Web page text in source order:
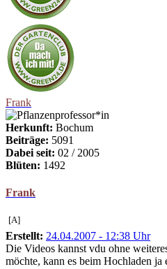
Frank
Herkunft: Bochum
Beiträge: 5091
Dabei seit: 02 / 2005
Blüten: 1492
Frank
[A]
Erstellt: 24.04.2007 - 12:38 Uhr
Die Videos kannst vdu ohne
möchte, kann es beim Hochladen ja